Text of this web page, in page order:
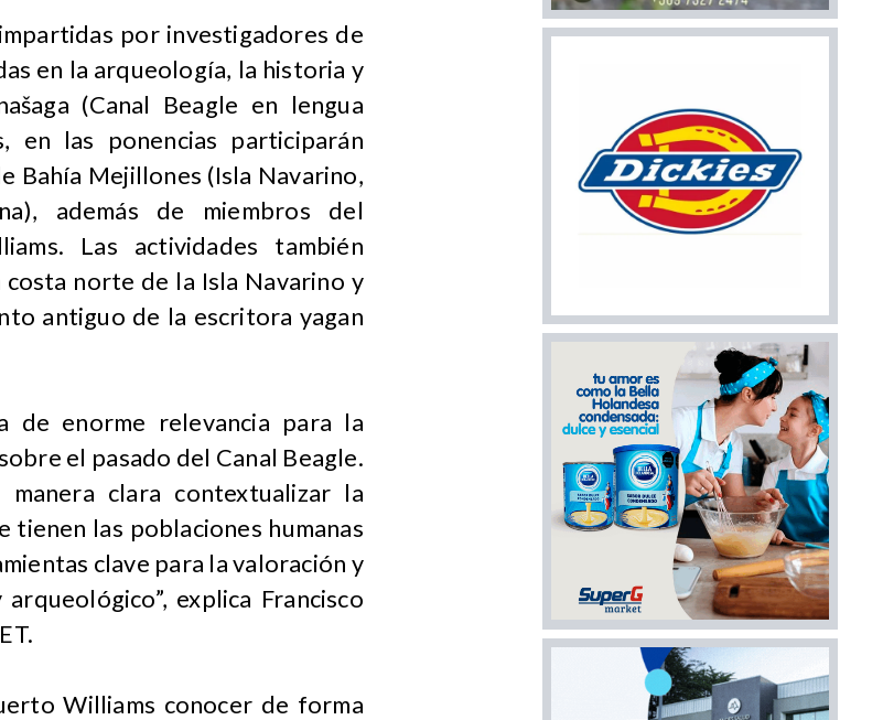
por investigadores de
en la arqueología, la historia y
(Canal Beagle en lengua
en las ponencias participarán
Bahía Mejillones (Isla Navarino,
además de miembros del
Las actividades también
norte de la Isla Navarino y
antiguo de la escritora yagan
de enorme relevancia para la
el pasado del Canal Beagle.
clara contextualizar la
las poblaciones humanas
clave para la valoración y
explica Francisco
Williams conocer de forma